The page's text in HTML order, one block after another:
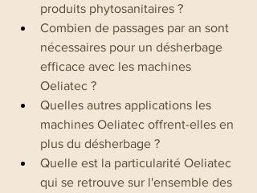
produits phytosanitaires ?
Combien de passages par an sont
nécessaires pour un désherbage
efficace avec les machines
Oeliatec ?
Quelles autres applications les
machines Oeliatec offrent-elles en
plus du désherbage ?
Quelle est la particularité Oeliatec
qui se retrouve sur l'ensemble des